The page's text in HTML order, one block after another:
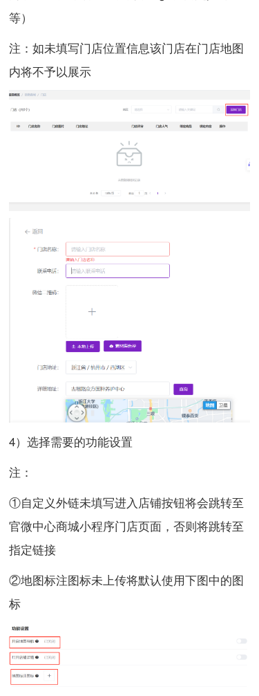
等）
注：如未填写门店位置信息该门店在门店地图
内将不予以展示
4）选择需要的功能设置
注：
①自定义外链未填写进入店铺按钮将会跳转至
官微中心商城小程序门店页面 ， 否则将跳转至
指定链接
②地图标注图标未上传将默认使用下图中的图
标